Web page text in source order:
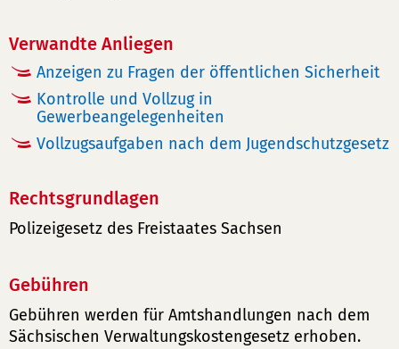
Verwandte Anliegen
Anzeigen zu Fragen der öffentlichen Sicherheit
Kontrolle und Vollzug in
Gewerbeangelegenheiten
Vollzugsaufgaben nach dem Jugendschutzgesetz
Rechtsgrundlagen
Polizeigesetz des Freistaates Sachsen
Gebühren
Gebühren werden für Amtshandlungen nach dem
Sächsischen Verwaltungskostengesetz erhoben.